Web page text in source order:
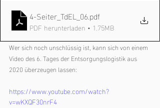
4-Seiter_TdEL_06.pdf
PDF herunterladen • 1.75MB
Wer sich noch unschlüssig ist, kann sich von einem
Video des 6. Tages der Entsorgungslogistik aus
2020 überzeugen lassen:
https://www.youtube.com/watch?
v=wKXQF30nrF4